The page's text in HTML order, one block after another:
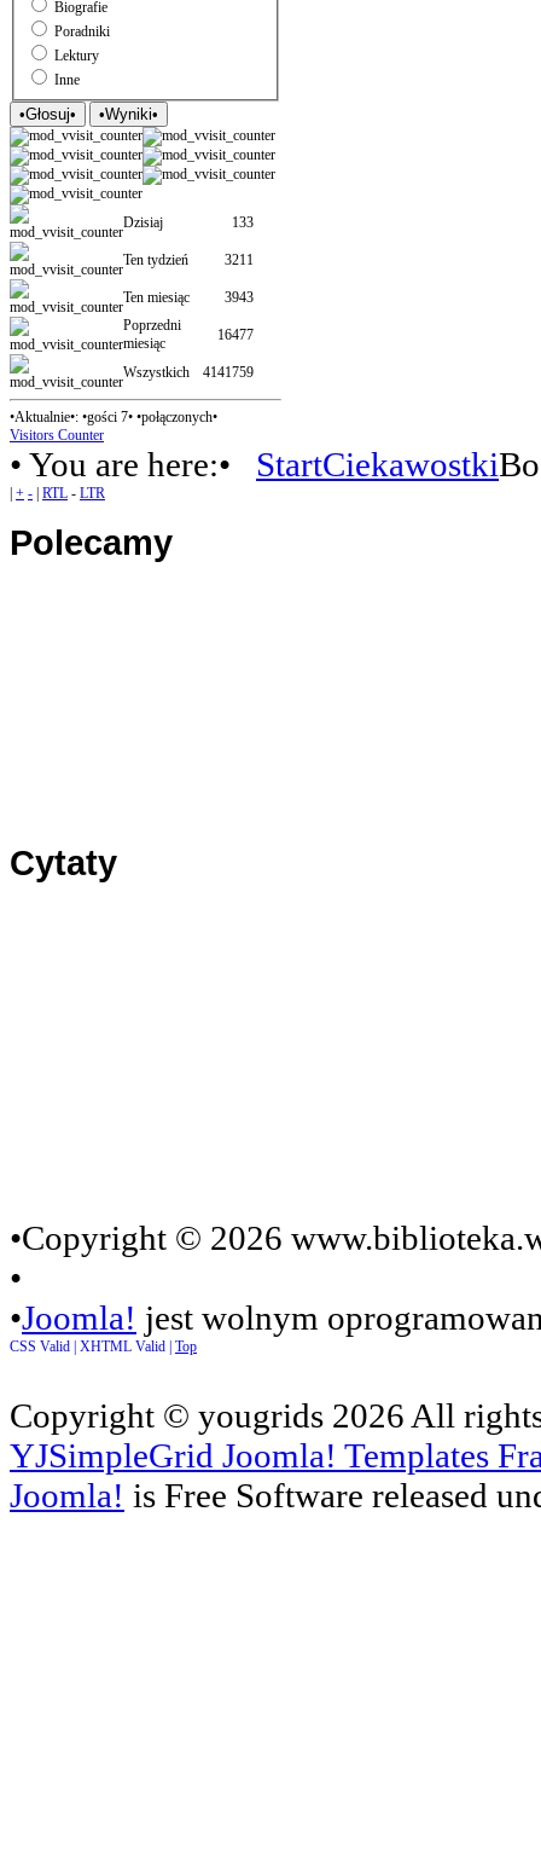
Biografie
Poradniki
Lektury
Inne
Dzisiaj 133
Ten tydzień 3211
Ten miesiąc
3943
Poprzedni
miesiąc
16477
Wszystkich 4141759
•Aktualnie•: •gości 7• •połączonych•
Visitors Counter
• You are here:• StartCiekawostki
| + - | RTL - LTR
Polecamy
Cytaty
•Copyright © 2026
•
•Joomla! jest wolnym
CSS Valid | XHTML Valid | Top
Copyright © yougrids 2026 All
YJSimpleGrid Joomla! Templates
Joomla! is Free Software released